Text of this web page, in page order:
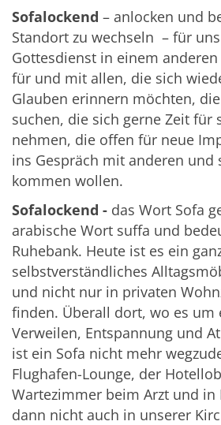
Sofalockend – anlocken und
Standort zu wechseln – für
Gottesdienst in einem
für und mit allen, die sich
Glauben erinnern möchten,
suchen, die sich gerne Zeit für
nehmen, die offen für neue
ins Gespräch mit anderen und
kommen wollen.
Sofalockend - das Wort Sofa
arabische Wort suffa und
Ruhebank. Heute ist es ein
selbstverständliches
und nicht nur in privaten
finden. Überall dort, wo es um
Verweilen, Entspannung und
ist ein Sofa nicht mehr
Flughafen-Lounge, der
Wartezimmer beim Arzt und in
dann nicht auch in unserer